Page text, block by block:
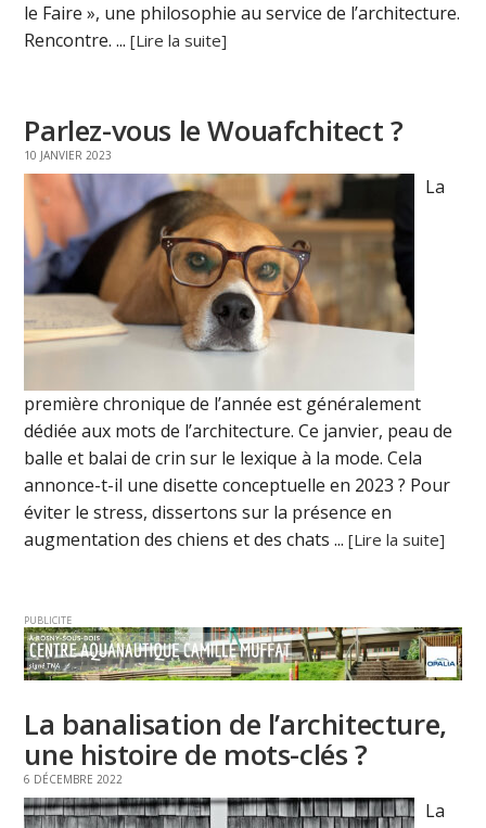
le Faire », une philosophie au service de l’architecture.
Rencontre. ...[Lire la suite]
Parlez-vous le Wouafchitect ?
10 JANVIER 2023
La
première chronique de l’année est généralement
dédiée aux mots de l’architecture. Ce janvier, peau de
balle et balai de crin sur le lexique à la mode. Cela
annonce-t-il une disette conceptuelle en 2023 ? Pour
éviter le stress, dissertons sur la présence en
augmentation des chiens et des chats ...[Lire la suite]
PUBLICITE
La banalisation de l’architecture,
une histoire de mots-clés ?
6 DÉCEMBRE 2022
La